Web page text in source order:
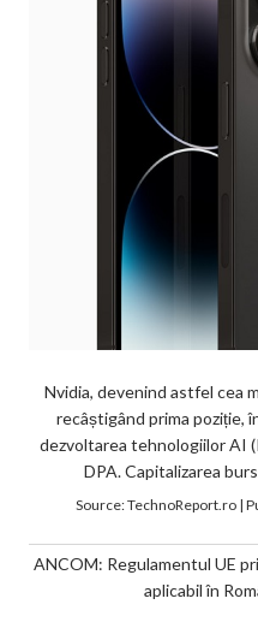
Nvidia, devenind astfel cea
recâștigând prima poziție,
dezvoltarea tehnologiilor AI
DPA. Capitalizarea
Source:TechnoReport.ro|
ANCOM: Regulamentul UE
aplicabil în